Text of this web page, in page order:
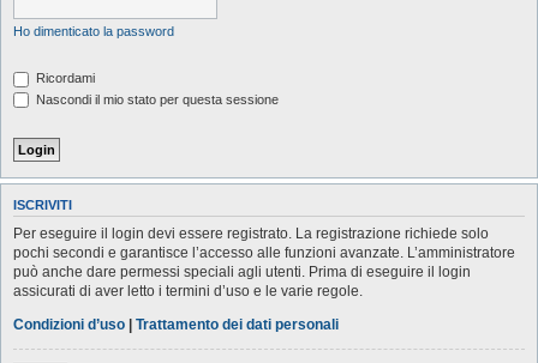
Ho dimenticato la password
Ricordami
Nascondi il mio stato per questa sessione
ISCRIVITI
Per eseguire il login devi essere registrato. La registrazione richiede solo
pochi secondi e garantisce l’accesso alle funzioni avanzate. L’amministratore
può anche dare permessi speciali agli utenti. Prima di eseguire il login
assicurati di aver letto i termini d’uso e le varie regole.
Condizioni d’uso | Trattamento dei dati personali